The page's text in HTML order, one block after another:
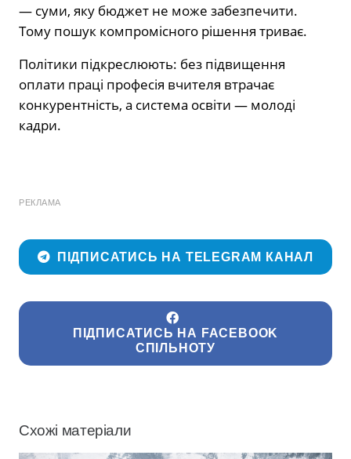
— суми, яку бюджет не може забезпечити.
Тому пошук компромісного рішення триває.
Політики підкреслюють: без підвищення
оплати праці професія вчителя втрачає
конкурентність, а система освіти — молоді
кадри.
РЕКЛАМА
ПІДПИСАТИСЬ НА TELEGRAM КАНАЛ
ПІДПИСАТИСЬ НА FACEBOOK
СПІЛЬНОТУ
Схожі матеріали